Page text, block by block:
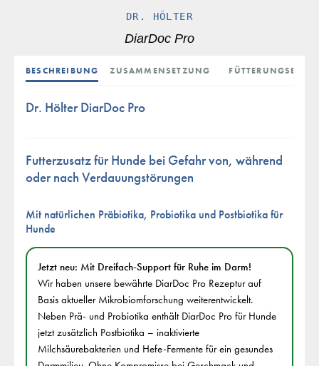
DR. HÖLTER
DiarDoc Pro
BESCHREIBUNG ZUSAMMENSETZUNG
Dr. Hölter DiarDoc Pro
Futterzusatz für Hunde bei Gefahr von, während
oder nach Verdauungstörungen
Mit natürlichen Präbiotika, Probiotika und Postbiotika für
Hunde
Jetzt neu: Mit Dreifach-Support für Ruhe im Darm!
Wir haben unsere bewährte DiarDoc Pro Rezeptur auf
Basis aktueller Mikrobiomforschung weiterentwickelt.
Neben Prä- und Probiotika enthält DiarDoc Pro für Hunde
jetzt zusätzlich Postbiotika – inaktivierte
Milchsäurebakterien und Hefe-Fermente für ein gesundes